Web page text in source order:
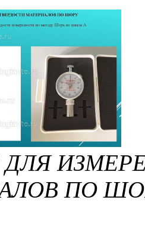
ПО